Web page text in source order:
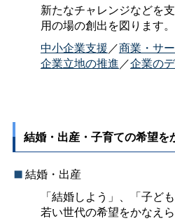
新たなチャレンジなどを
用の場の創出を図ります。
中小企業支援／商業・サ
企業立地の推進／企業の
結婚・出産・子育ての希望を
結婚・出産
「結婚しよう」、「子ど
若い世代の希望をかなえ